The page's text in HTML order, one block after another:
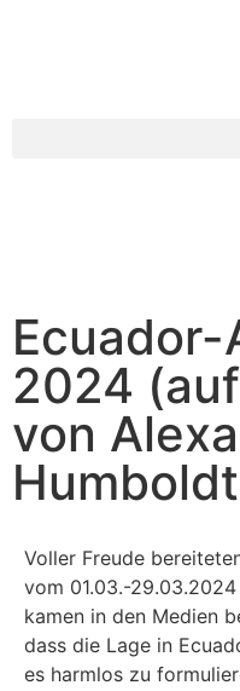
2024
von
Voller Freude
vom 01.03.-
kamen in den Medien
dass die Lage in
es harmlos zu